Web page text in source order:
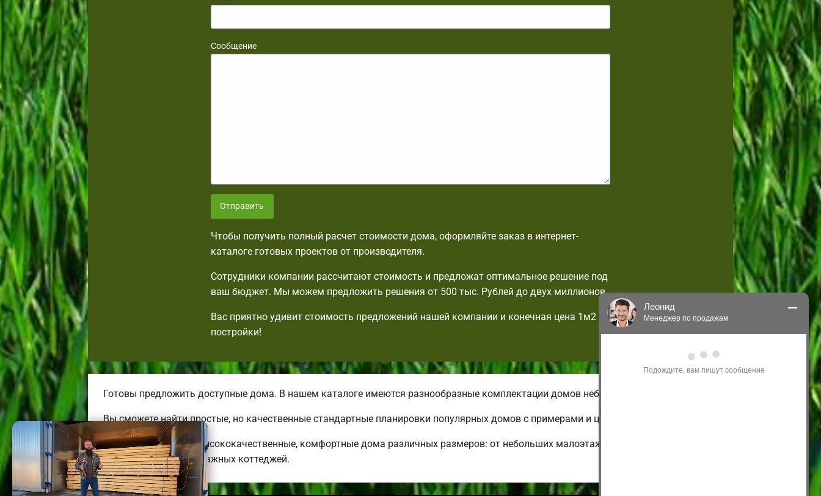
Сообщение
Отправить
Чтобы получить полный расчет стоимости дома, оформляйте заказ в интернет-
каталоге готовых проектов от производителя.
Сотрудники компании рассчитают стоимость и предложат оптимальное решение под
ваш бюджет. Мы можем предложить решения от 500 тыс. Рублей до двух миллионов.
Вас приятно удивит стоимость предложений нашей компании и конечная цена 1м2
постройки!
Готовы предложить доступные дома. В нашем каталоге имеются разнообразные комплектации домов небольшой площади.
Вы сможете найти простые, но качественные стандартные планировки популярных домов с примерами и ценами.
Строим необычные, высококачественные, комфортные дома различных размеров: от небольших малоэтажных и дешевых до
огромных двух-трехэтажных коттеджей.
Леонид
Менеджер по продажам
Здравствуйте! Я могу
проконсультировать Вас по нашим
акциям и проектам.